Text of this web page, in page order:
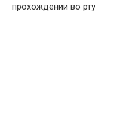
прохождении во рту